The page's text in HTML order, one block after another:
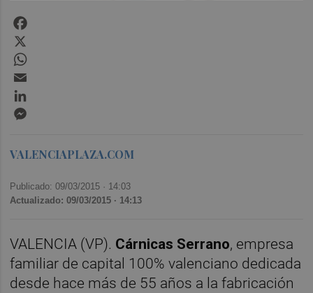
VALENCIAPLAZA.COM
Publicado: 09/03/2015 · 14:03
Actualizado: 09/03/2015 · 14:13
VALENCIA (VP). Cárnicas Serrano, empresa
familiar de capital 100% valenciano dedicada
desde hace más de 55 años a la fabricación